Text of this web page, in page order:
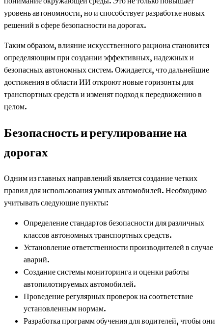
уровень автономности, но и способствует разработке новых
решений в сфере безопасности на дорогах.
Таким образом, влияние искусственного рациона становится
определяющим при создании эффективных, надежных и
безопасных автономных систем. Ожидается, что дальнейшие
достижения в области ИИ откроют новые горизонты для
транспортных средств и изменят подход к передвижению в
целом.
Безопасность и регулирование на
дорогах
Одним из главных направлений является создание четких
правил для использования умных автомобилей. Необходимо
учитывать следующие пункты:
Определение стандартов безопасности для различных
классов автономных транспортных средств.
Установление ответственности производителей в случае
аварий.
Создание системы мониторинга и оценки работы
автопилотируемых автомобилей.
Проведение регулярных проверок на соответствие
установленным нормам.
Разработка программ обучения для водителей, чтобы они